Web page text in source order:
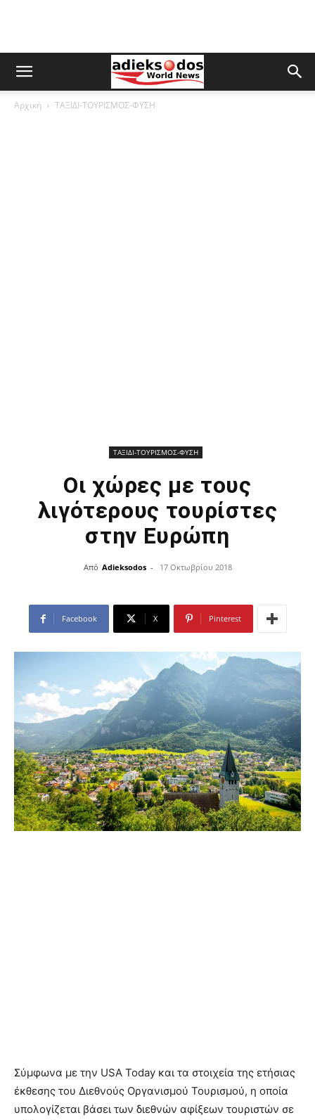
Αρχική ΤΑΞΙΔΙ-ΤΟΥΡΙΣΜΟΣ-ΦΥΣΗ
ΤΑΞΙΔΙ-ΤΟΥΡΙΣΜΟΣ-ΦΥΣΗ
Οι χώρες με τους
λιγότερους τουρίστες
στην Ευρώπη
Από Adieksodos - 17 Οκτωβρίου 2018
Facebook X Pinterest
Σύμφωνα με την USA Today και τα στοιχεία της ετήσιας
έκθεσης του Διεθνούς Οργανισμού Τουρισμού, η οποία
υπολογίζεται βάσει των διεθνών αφίξεων τουριστών σε